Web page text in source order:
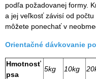
podľa požadovanej formy.
a jej veľkosť závisí od
môžete ponechať v
Orientačné dávkovanie
Hmotnosť
psa
5kg 10kg